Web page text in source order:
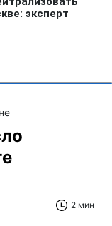
2 мин